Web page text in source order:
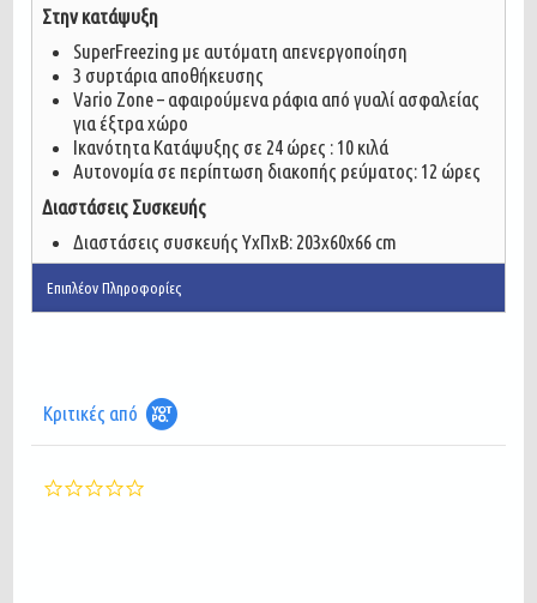
Στην κατάψυξη
SuperFreezing με αυτόματη απενεργοποίηση
3 συρτάρια αποθήκευσης
Vario Zone – αφαιρούμενα ράφια από γυαλί ασφαλείας
για έξτρα χώρο
Ικανότητα Κατάψυξης σε 24 ώρες : 10 κιλά
Αυτονομία σε περίπτωση διακοπής ρεύματος: 12 ώρες
Διαστάσεις Συσκευής
Διαστάσεις συσκευής ΥxΠxΒ: 203x60x66 cm
Επιπλέον Πληροφορίες
Κριτικές από